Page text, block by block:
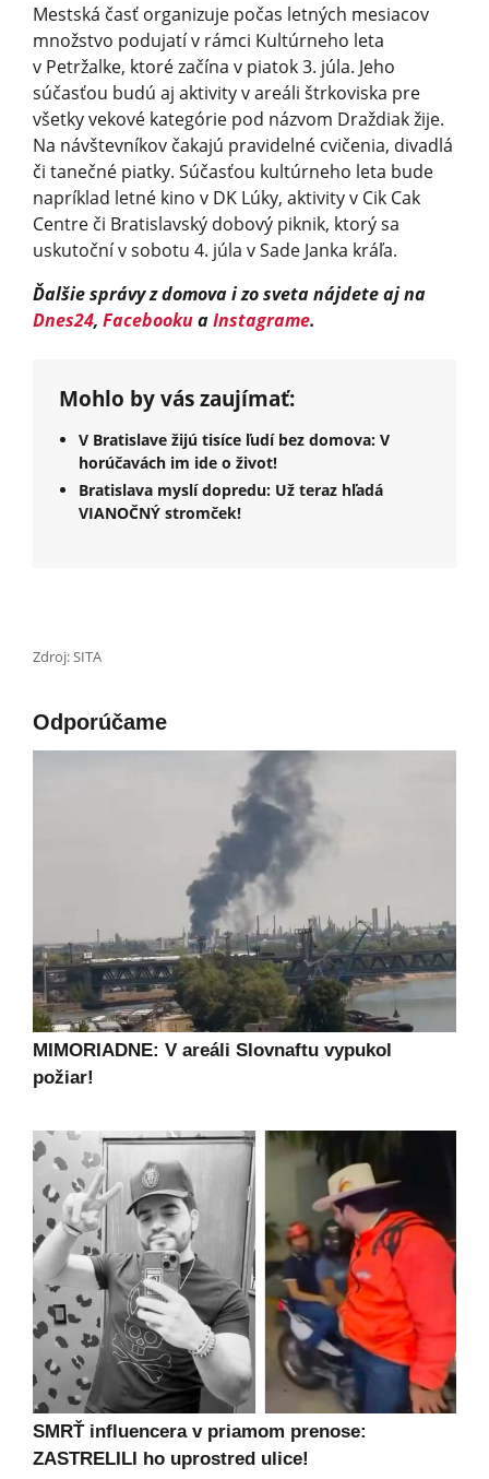
Mestská časť organizuje počas letných mesiacov
množstvo podujatí v rámci Kultúrneho leta
v Petržalke, ktoré začína v piatok 3. júla. Jeho
súčasťou budú aj aktivity v areáli štrkoviska pre
všetky vekové kategórie pod názvom Draždiak žije.
Na návštevníkov čakajú pravidelné cvičenia, divadlá
či tanečné piatky. Súčasťou kultúrneho leta bude
napríklad letné kino v DK Lúky, aktivity v Cik Cak
Centre či Bratislavský dobový piknik, ktorý sa
uskutoční v sobotu 4. júla v Sade Janka kráľa.
Ďalšie správy z domova i zo sveta nájdete aj na
Dnes24, FacebookuaInstagrame.
Mohlo by vás zaujímať:
V Bratislave žijú tisíce ľudí bez domova: V
horúčavách im ide o život!
Bratislava myslí dopredu: Už teraz hľadá
VIANOČNÝ stromček!
Zdroj: SITA
Odporúčame
MIMORIADNE: V areáli Slovnaftu vypukol
požiar!
SMRŤ influencera v priamom prenose:
ZASTRELILI ho uprostred ulice!